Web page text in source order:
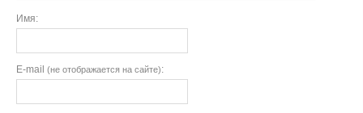
Имя:
E-mail (не отображается на сайте):